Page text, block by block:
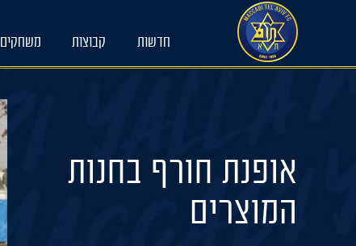
חדשות קבוצות משחקים
אופנת חורף בחנות
המוצרים